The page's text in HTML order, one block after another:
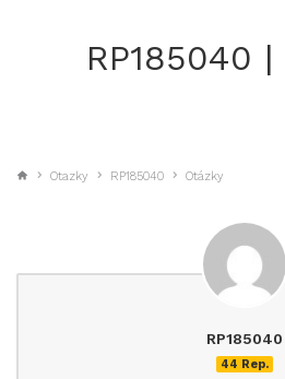
RP185040
Otazky RP185040 Otázky
RP185040
44 Rep.